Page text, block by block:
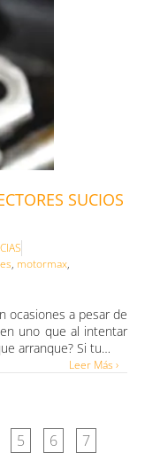
SUCIOS
, motormax,
ocasiones a pesar de
en uno que al intentar
arranque? Si tu…
Leer Más ›
5 6
7